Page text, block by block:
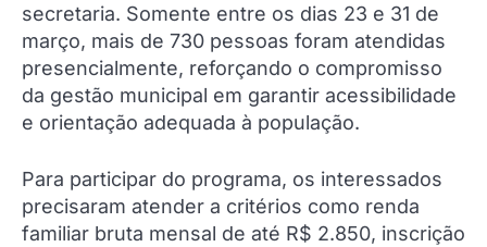
secretaria. Somente entre os dias 23 e 31 de
março, mais de 730 pessoas foram atendidas
presencialmente, reforçando o compromisso
da gestão municipal em garantir acessibilidade
e orientação adequada à população.
Para participar do programa, os interessados
precisaram atender a critérios como renda
familiar bruta mensal de até R$ 2.850, inscrição